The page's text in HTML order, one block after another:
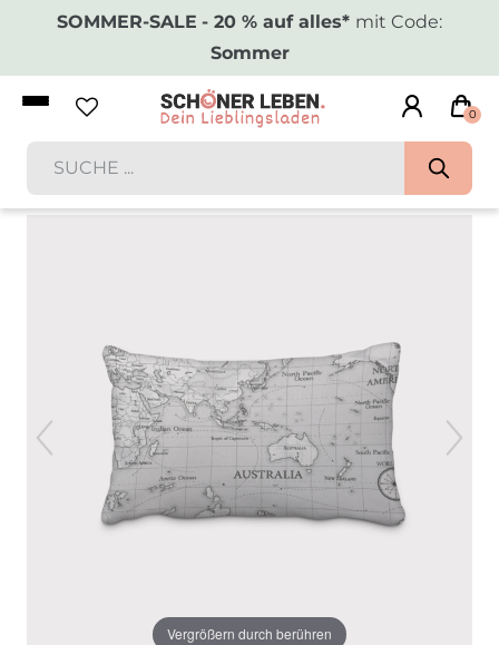
SOMMER-SALE - 20 % auf alles* mit Code:
Sommer
0
Vergrößern durch berühren